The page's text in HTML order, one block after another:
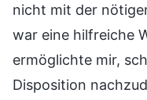
nicht mit der
war eine hilfreiche
ermöglichte mir,
Disposition